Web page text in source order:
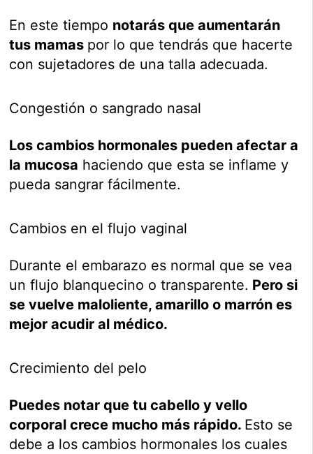
En este tiempo notarás que aumentarán
tus mamas por lo que tendrás que hacerte
con sujetadores de una talla adecuada.
Congestión o sangrado nasal
Los cambios hormonales pueden afectar a
la mucosa haciendo que esta se inflame y
pueda sangrar fácilmente.
Cambios en el flujo vaginal
Durante el embarazo es normal que se vea
un flujo blanquecino o transparente. Pero si
se vuelve maloliente, amarillo o marrón es
mejor acudir al médico.
Crecimiento del pelo
Puedes notar que tu cabello y vello
corporal crece mucho más rápido. Esto se
debe a los cambios hormonales los cuales